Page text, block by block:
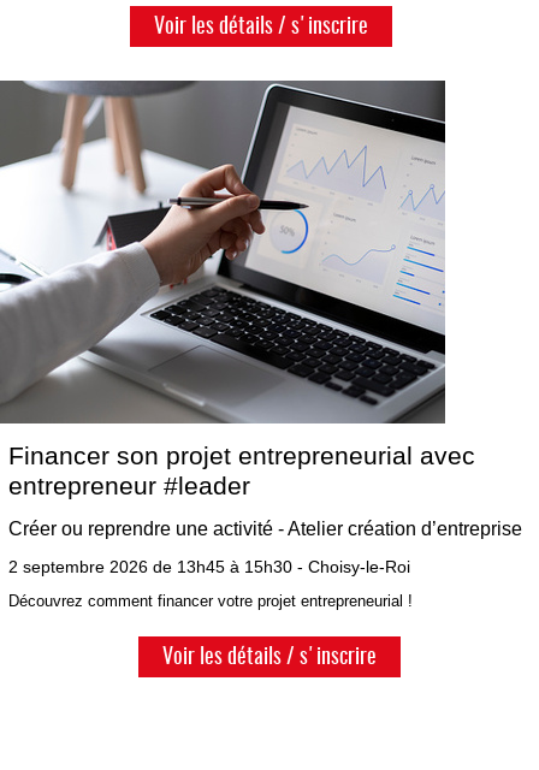
Voir les détails / s'inscrire
Financer son projet entrepreneurial avec
entrepreneur #leader
Créer ou reprendre une activité - Atelier création d’entreprise
2 septembre 2026 de 13h45 à 15h30 - Choisy-le-Roi
Découvrez comment financer votre projet entrepreneurial !
Voir les détails / s'inscrire